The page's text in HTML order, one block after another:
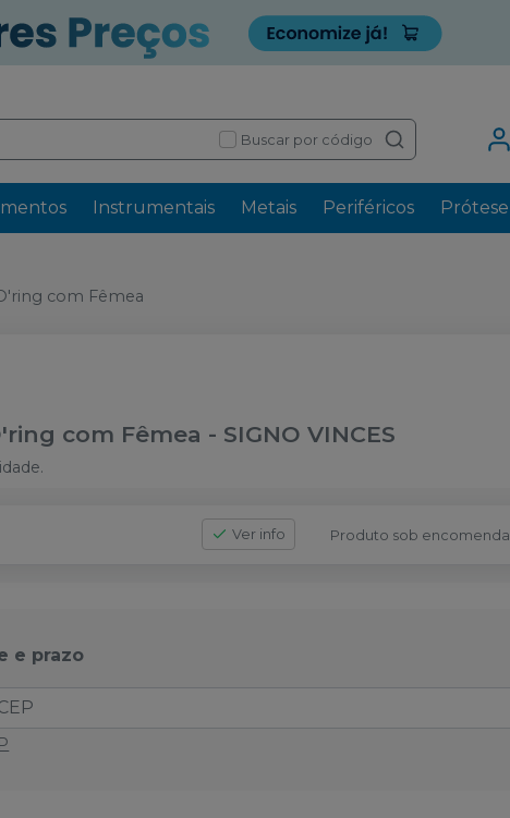
Buscar por código
Instrumentais Metais Periféricos Prótese
com Fêmea
com Fêmea - SIGNO VINCES
Ver info Produto sob encomenda
e prazo